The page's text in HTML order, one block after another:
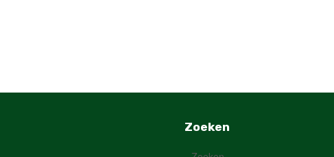
Zoeken